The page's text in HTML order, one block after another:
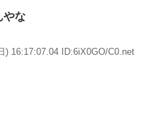
やな
) 16:17:07.04 ID:6iX0GO/C0.net